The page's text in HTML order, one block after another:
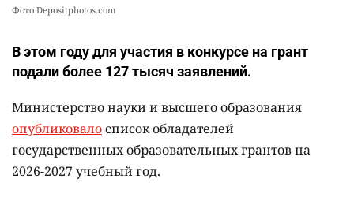
Фото Depositphotos.com
В этом году для участия в конкурсе на грант
подали более 127 тысяч заявлений.
Министерство науки и высшего образования
опубликовалосписок обладателей
государственных образовательных грантов на
2026-2027 учебный год.